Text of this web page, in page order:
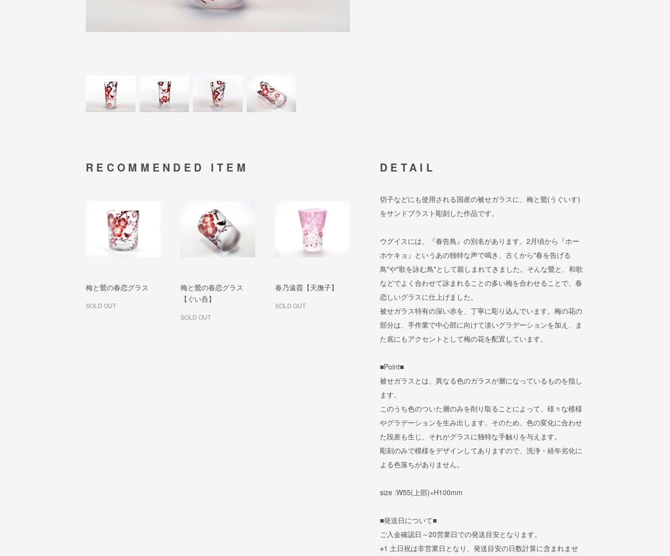
DETAIL
切子などにも使用される国産の被せガラスに、梅と鶯(うぐいす)
をサンドブラスト彫刻した作品です。
ウグイスには、『春告鳥』の別名があります。2月頃から『ホー
ホケキョ』というあの独特な声で鳴き、古くから"春を告げる
鳥"や"歌を詠む鳥"として親しまれてきました。そんな鶯と、和歌
などでよく合わせて詠まれることの多い梅を合わせることで、春
恋しいグラスに仕上げました。
被せガラス特有の深い赤を、丁寧に彫り込んでいます。梅の花の
部分は、手作業で中心部に向けて淡いグラデーションを加え、ま
た底にもアクセントとして梅の花を配置しています。
■Point■
被せガラスとは、異なる色のガラスが層になっているものを指し
ます。
このうち色のついた層のみを削り取ることによって、様々な模様
やグラデーションを生み出します。そのため、色の変化に合わせ
た段差も生じ、それがグラスに独特な手触りを与えます。
彫刻のみで模様をデザインしてありますので、洗浄・経年劣化に
よる色落ちがありません。
size :W55(上部)×H100mm
■発送日について■
ご入金確認日～20営業日での発送目安となります。
※1 土日祝は非営業日となり、発送目安の日数計算に含まれませ
RECOMMENDED ITEM
梅と鶯の春恋グラス
SOLD OUT
梅と鶯の春恋グラス
【ぐい呑】
SOLD OUT
春乃遠霞【天撫子】
SOLD OUT